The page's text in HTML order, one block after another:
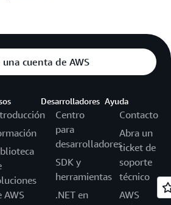
una cuenta de AWS
AWS
Desarrolladores
Centro
para
desarrolladores
SDK y
herramientas
.NET en
Ayuda
Contacto
Abra un
ticket de
soporte
técnico
AWS